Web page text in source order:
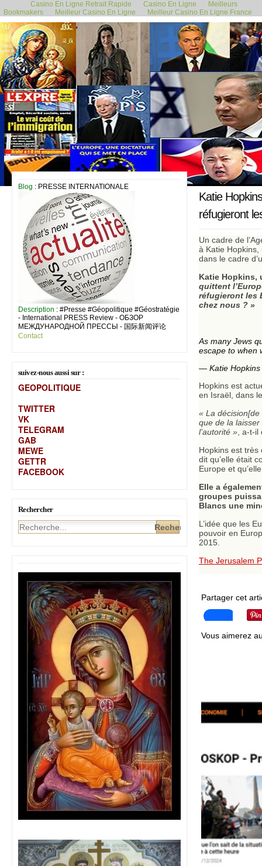
Casino En Ligne Retrait Rapide Casino En Ligne
Meilleurs
Bookmakers
Meilleur Casino En Ligne Meilleur Casino En Ligne France
Blog : PRESSE INTERNATIONALE
Description : #Presse #Géopolitique #Géostratégie
- International PRESS Review - ОБЗОР
МЕЖДУНАРОДНОЙ ПРЕССЫ - 国际新闻评论
Contact
suivez-nous aussi sur :
GEOPOLITIQUE
TWITTER
VK
TELEGRAM
GAB
MEWE
GETTR
FACEBOOK
Rechercher
8 février 2019
Katie
réfugieront
Un cadre de
à Katie
dans le cadre
Katie Hopkins,
quittent
réfugieront les
chez nous ? »
As many Jews
escape to when
— Katie Hopkins
Hopkins est
en Israël, dans
« La
que de la
l’autorité » , a-t-
Hopkins est très
dit qu’elle était
Europe et
Elle a
groupes
Blancs une
L’idée que les
pouvoir en
2015.
The Jerusalem
Partager cet
Vous aimerez